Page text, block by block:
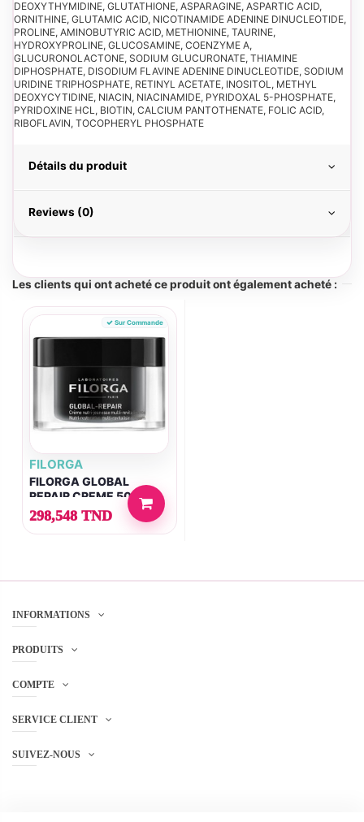
DEOXYTHYMIDINE, GLUTATHIONE, ASPARAGINE, ASPARTIC ACID,
ORNITHINE, GLUTAMIC ACID, NICOTINAMIDE ADENINE DINUCLEOTIDE,
PROLINE, AMINOBUTYRIC ACID, METHIONINE, TAURINE,
HYDROXYPROLINE, GLUCOSAMINE, COENZYME A,
GLUCURONOLACTONE, SODIUM GLUCURONATE, THIAMINE
DIPHOSPHATE, DISODIUM FLAVINE ADENINE DINUCLEOTIDE, SODIUM
URIDINE TRIPHOSPHATE, RETINYL ACETATE, INOSITOL, METHYL
DEOXYCYTIDINE, NIACIN, NIACINAMIDE, PYRIDOXAL 5-PHOSPHATE,
PYRIDOXINE HCL, BIOTIN, CALCIUM PANTOTHENATE, FOLIC ACID,
RIBOFLAVIN, TOCOPHERYL PHOSPHATE
Détails du produit
Reviews (0)
Les clients qui ont acheté ce produit ont également acheté :
Sur Commande
FILORGA
FILORGA GLOBAL
REPAIR CREME 50 ML
298,548 TND
INFORMATIONS
PRODUITS
COMPTE
SERVICE CLIENT
SUIVEZ-NOUS